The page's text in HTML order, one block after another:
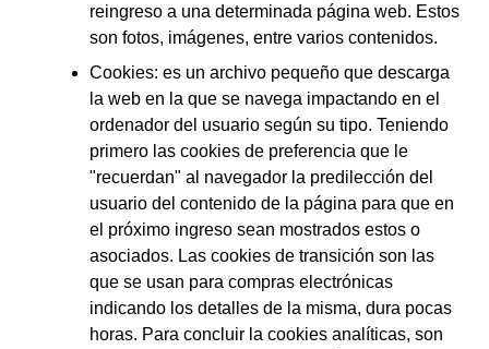
reingreso a una determinada página web. Estos
son fotos, imágenes, entre varios contenidos.
Cookies: es un archivo pequeño que descarga
la web en la que se navega impactando en el
ordenador del usuario según su tipo. Teniendo
primero las cookies de preferencia que le
"recuerdan" al navegador la predilección del
usuario del contenido de la página para que en
el próximo ingreso sean mostrados estos o
asociados. Las cookies de transición son las
que se usan para compras electrónicas
indicando los detalles de la misma, dura pocas
horas. Para concluir la cookies analíticas, son